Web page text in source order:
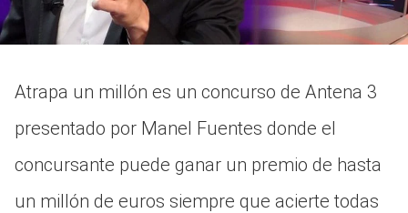
Atrapa un millón es un concurso de Antena 3
presentado por Manel Fuentes donde el
concursante puede ganar un premio de hasta
un millón de euros siempre que acierte todas